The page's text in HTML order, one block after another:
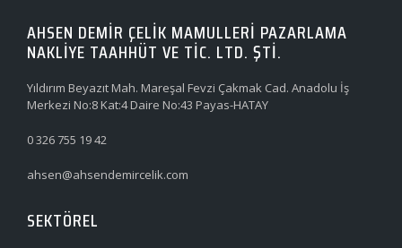
AHSEN DEMİR ÇELİK MAMULLERİ PAZARLAMA
NAKLİYE TAAHHÜT VE TİC. LTD. ŞTİ.
Yıldırım Beyazıt Mah. Mareşal Fevzi Çakmak Cad. Anadolu İş
Merkezi No:8 Kat:4 Daire No:43 Payas-HATAY
0 326 755 19 42
ahsen@ahsendemircelik.com
SEKTÖREL